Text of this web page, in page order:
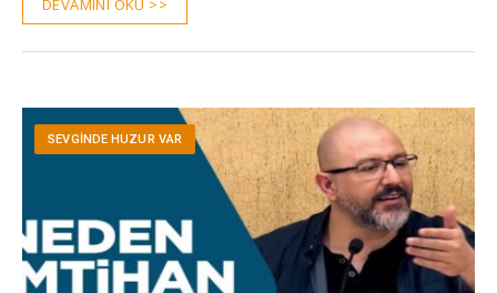
DEVAMINI OKU >>
SEVGINDE HUZUR VAR